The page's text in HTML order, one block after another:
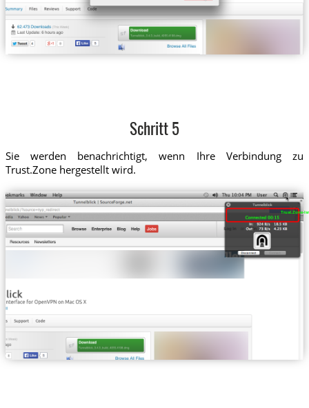
Schritt 5
Sie werden benachrichtigt, wenn Ihre Verbindung zu
Trust.Zone hergestellt wird.
Trust.Zone-